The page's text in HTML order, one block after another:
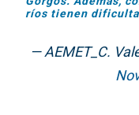
ríos tienen
— AEMET_C.